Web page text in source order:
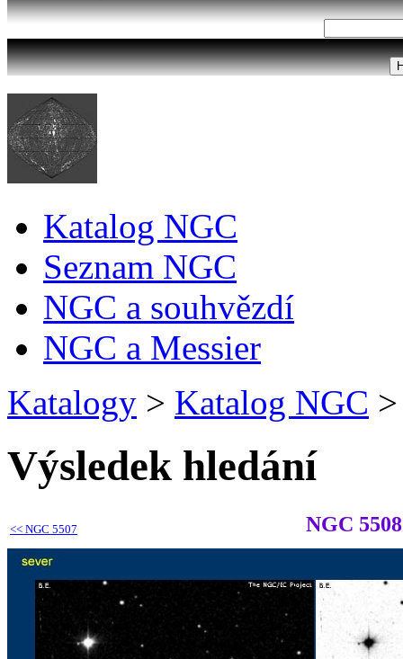
Katalog NGC
Seznam NGC
NGC a souhvězdí
NGC a Messier
Katalogy > Katalog NGC >
Výsledek hledání
<< NGC 5507 NGC 5508